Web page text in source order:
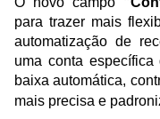
para trazer mais
automatização de
uma conta
baixa automática,
mais precisa e